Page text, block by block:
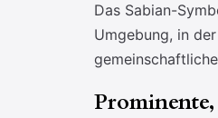
Das Sabian-
Umgebung, in